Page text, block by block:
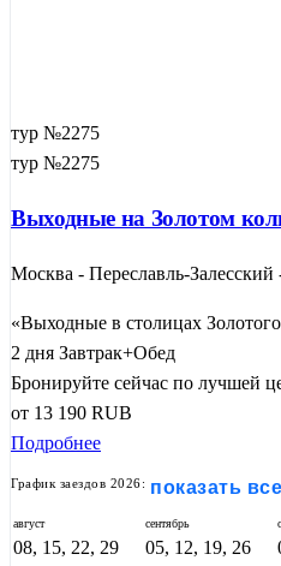
тур №2275
тур №2275
Выходные на Золотом
Москва - Переславль-
«Выходные в столицах
2 дня Завтрак+Обед
Бронируйте сейчас по лучшей
от 13 190 RUB
Подробнее
График заездов 2026: показать
август
08, 15, 22, 29
сентябрь
05, 12, 19, 26